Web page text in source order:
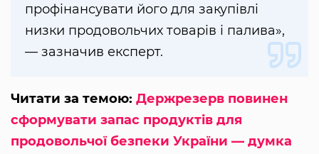
профінансувати його для закупівлі
низки продовольчих товарів і палива»,
— зазначив експерт.
Читати за темою: Держрезерв повинен
сформувати запас продуктів для
продовольчої безпеки України — думка